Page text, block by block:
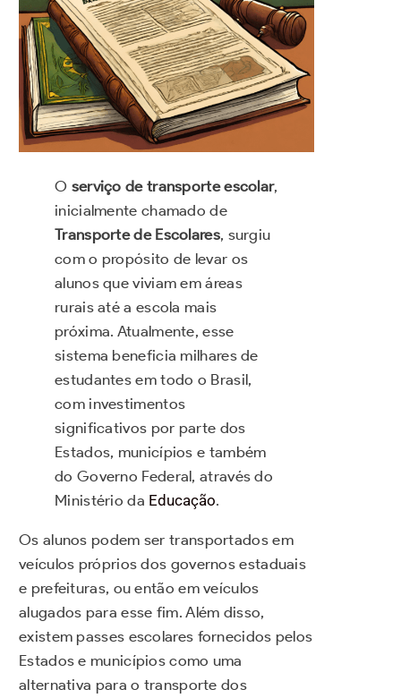
O serviço de transporte escolar,
inicialmente chamado de
Transporte de Escolares, surgiu
com o propósito de levar os
alunos que viviam em áreas
rurais até a escola mais
próxima. Atualmente, esse
sistema beneficia milhares de
estudantes em todo o Brasil,
com investimentos
significativos por parte dos
Estados, municípios e também
do Governo Federal, através do
Ministério da Educação.
Os alunos podem ser transportados em
veículos próprios dos governos estaduais
e prefeituras, ou então em veículos
alugados para esse fim. Além disso,
existem passes escolares fornecidos pelos
Estados e municípios como uma
alternativa para o transporte dos